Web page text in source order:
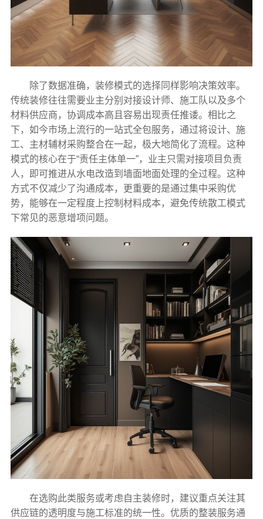
除了数据准确，装修模式的选择同样影响决策效率。
传统装修往往需要业主分别对接设计师、施工队以及多个
材料供应商，协调成本高且容易出现责任推诿。相比之
下，如今市场上流行的一站式全包服务，通过将设计、施
工、主材辅材采购整合在一起，极大地简化了流程。这种
模式的核心在于“责任主体单一”，业主只需对接项目负责
人，即可推进从水电改造到墙面地面处理的全过程。这种
方式不仅减少了沟通成本，更重要的是通过集中采购优
势，能够在一定程度上控制材料成本，避免传统散工模式
下常见的恶意增项问题。
在选购此类服务或考虑自主装修时，建议重点关注其
供应链的透明度与施工标准的统一性。优质的整装服务通